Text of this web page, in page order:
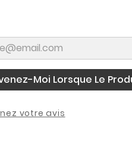
Moi Lorsque Le
votre avis